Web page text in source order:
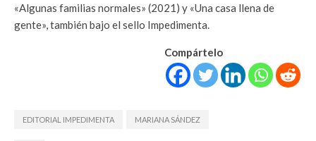
«Algunas familias normales» (2021) y «Una casa llena de
gente», también bajo el sello Impedimenta.
Compártelo
EDITORIAL IMPEDIMENTA MARIANA SÁNDEZ